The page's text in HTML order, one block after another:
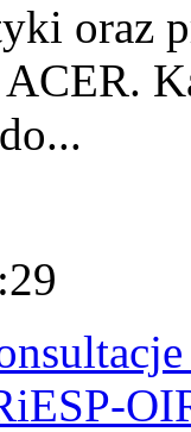
oraz